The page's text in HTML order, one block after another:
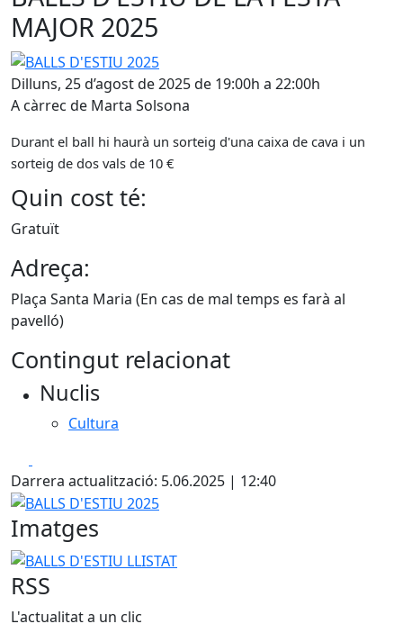
MAJOR 2025
BALLS D'ESTIU 2025
Dilluns, 25 d’agost de 2025 de 19:00h a 22:00h
A càrrec de Marta Solsona
Durant el ball hi haurà un sorteig d'una caixa de cava i un
sorteig de dos vals de 10 €
Quin cost té:
Gratuït
Adreça:
Plaça Santa Maria (En cas de mal temps es farà al
pavelló)
Contingut relacionat
Nuclis
Cultura
Darrera actualització: 5.06.2025 | 12:40
BALLS D'ESTIU 2025
Imatges
BALLS D'ESTIU LLISTAT
RSS
L'actualitat a un clic